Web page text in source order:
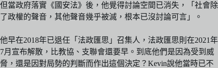
但當政府落實《國安法》後，他覺得討論空間已消失，「社會除
了政權的聲音，其他聲音幾乎被滅，根本已沒討論可言」。
他早在2018年已退任「法政匯思」召集人，法政匯思則在2021年
7月宣布解散，比教協、支聯會還要早。到底他們是因為受到威
脅，還是因對局勢的判斷而作出這個決定？Kevin說他當時已不